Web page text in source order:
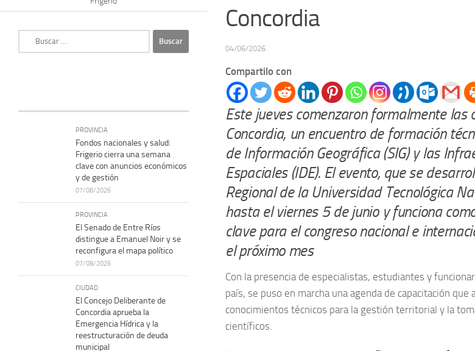
Concordia
04/06/2026
Compartilo con
Este jueves comenzaron formalmente las
Concordia, un encuentro de formación
de Información Geográfica (SIG) y las
Espaciales (IDE). El evento, que se
Regional de la Universidad Tecnológica
hasta el viernes 5 de junio y funciona
clave para el congreso nacional e
el próximo mes
Con la presencia de especialistas, estudiantes y
país, se puso en marcha una agenda de capacitación
conocimientos técnicos para la gestión territorial y la
científicos.
PROVINCIA
Fondos nacionales y salud:
Frigerio cierra una semana
clave con anuncios económicos
y de gestión
07/08/2026
PROVINCIA
El Senado de Entre Ríos
distingue a Emanuel Noir y se
reconfigura el mapa político
07/08/2026
CIUDAD
El Concejo Deliberante de
Concordia aprueba la
Emergencia Hídrica y la
reestructuración de deuda
municipal